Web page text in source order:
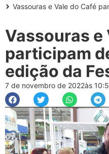
Vassouras e Vale do Café
Vassouras e
participam
edição da
7 de novembro de 2022às